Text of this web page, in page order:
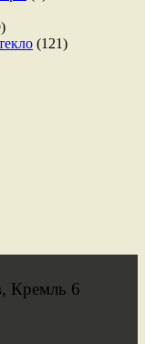
(121)
Кремль 6